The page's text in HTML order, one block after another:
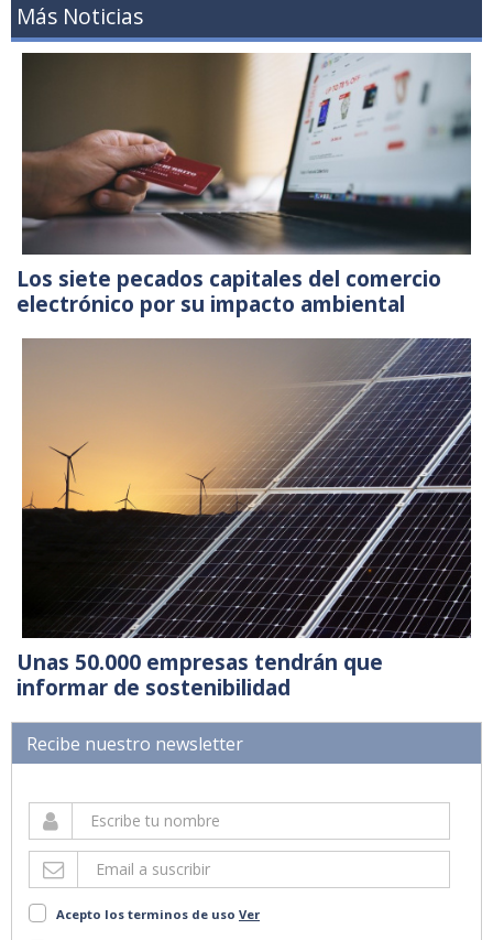
Más Noticias
Los siete pecados capitales del comercio
electrónico por su impacto ambiental
Unas 50.000 empresas tendrán que
informar de sostenibilidad
Recibe nuestro newsletter
Acepto los terminos de uso Ver